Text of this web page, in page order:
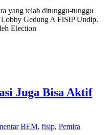
yang telah ditunggu-tunggu
Gedung A FISIP Undip.
Election
Juga Bisa Aktif
BEM, fisip, Pemira